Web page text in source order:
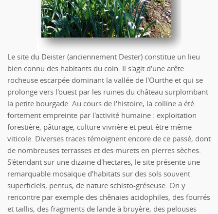
Le site du Deister (anciennement Dester) constitue un lieu
bien connu des habitants du coin. Il s'agit d'une arête
rocheuse escarpée dominant la vallée de l'Ourthe et qui se
prolonge vers l'ouest par les ruines du château surplombant
la petite bourgade. Au cours de l'histoire, la colline a été
fortement empreinte par l'activité humaine : exploitation
forestière, pâturage, culture vivrière et peut-être même
viticole. Diverses traces témoignent encore de ce passé, dont
de nombreuses terrasses et des murets en pierres sèches.
S'étendant sur une dizaine d'hectares, le site présente une
remarquable mosaïque d'habitats sur des sols souvent
superficiels, pentus, de nature schisto-gréseuse. On y
rencontre par exemple des chênaies acidophiles, des fourrés
et taillis, des fragments de lande à bruyère, des pelouses